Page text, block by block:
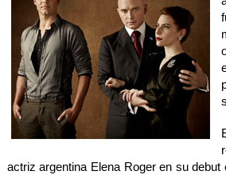
actriz argentina Elena Roger en su